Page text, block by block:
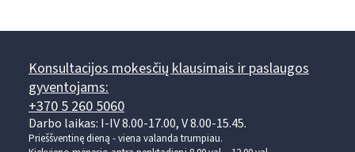
Konsultacijos mokesčių klausimais ir paslaugos
gyventojams:
+370 5 260 5060
Darbo laikas: I-IV 8.00-17.00, V 8.00-15.45.
Prieššventinę dieną - viena valanda trumpiau.